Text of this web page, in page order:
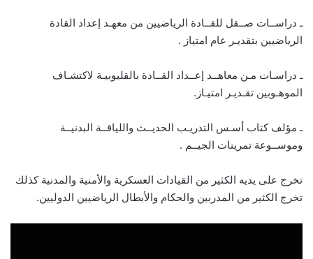
ـ دراســات صــقل للقــادة الرياضيين من معهـد إعداد القادة
الرياضيين بتقديـر عام امتياز .
ـ دراسـات مـن معاهــد إعــداد القــادة بالقليوبيـة لاكتشـاف
الموهـوبين تقـديـر امتيـاز.
ـ مؤلف كتاب أسـس التدريـب الحديــث واللياقــة البدنيــة
وموســوعة تمرينات الجيــم .
تخرج على يديه الكثير من القيادات العسكرية والأمنية والمدنية كذلك
تخرج الكثير من المدربين والحكام والأبطال الرياضيين الدوليين.